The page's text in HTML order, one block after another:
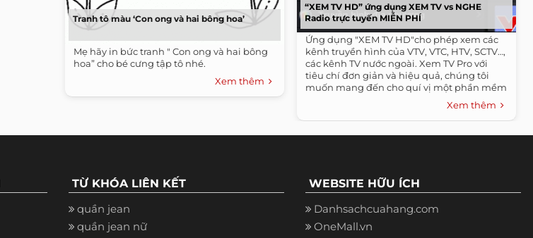
Tranh tô màu ‘Con ong và hai bông hoa’
Mẹ hãy in bức tranh " Con ong và hai bông
hoa” cho bé cưng tập tô nhé.
Xem thêm
“XEM TV HD” ứng dụng XEM TV vs NGHE
Radio trực tuyến MIỄN PHÍ
Ứng dụng "XEM TV HD"cho phép xem các
kênh truyền hình của VTV, VTC, HTV, SCTV…,
các kênh TV nước ngoài. Xem TV Pro với
tiêu chí đơn giản và hiệu quả, chúng tôi
muốn mang đến cho quí vị một phần mềm
Xem thêm
TỪ KHÓA LIÊN KẾT
quần jean
quần jean nữ
WEBSITE HỮU ÍCH
Danhsachcuahang.com
OneMall.vn